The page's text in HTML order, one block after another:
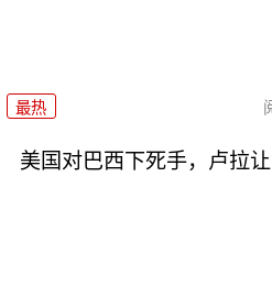
最热
美国对巴西下死手，卢拉